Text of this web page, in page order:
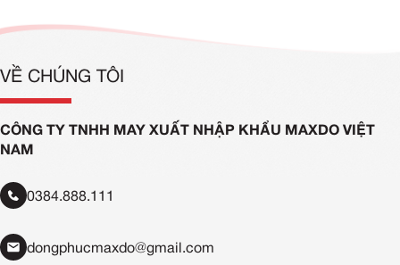
VỀ CHÚNG TÔI
CÔNG TY TNHH MAY XUẤT NHẬP KHẨU MAXDO VIỆT
NAM
0384.888.111
dongphucmaxdo@gmail.com